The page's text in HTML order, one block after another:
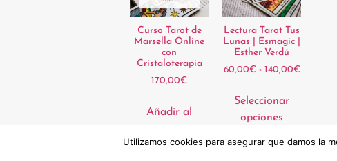
Curso Tarot de
Marsella Online
con
Cristaloterapia
170,00€
Añadir al
Lectura Tarot Tus
Lunas | Esmagic |
Esther Verdú
60,00€ - 140,00€
Seleccionar
opciones
Utilizamos cookies para asegurar que damos la